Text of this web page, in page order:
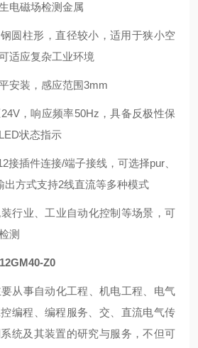
电磁场检测金属
圆柱形‌，直径较小，适用于狭小空
适应复杂工业环境
安装，感应范围3mm
，响应频率50Hz，具备反极性保
状态指示
接插件连接/端子接线，可选择pur、
出方式支持2线直流等多种模式
行业、工业自动化控制等场景，可
测
Z0
从事自动化工程、机电工程、电气
编程、编程服务、交、直流电气传
统及其装置的研究与服务，不但可